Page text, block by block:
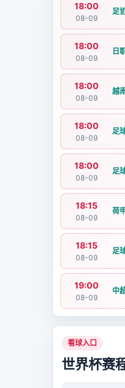
18:00
08-09
足
18:00
08-09
日
18:00
08-09
越
18:00
08-09
足
18:00
08-09
足
18:15
08-09
荷
18:15
08-09
足
19:00
08-09
中
看球入口
世界杯赛